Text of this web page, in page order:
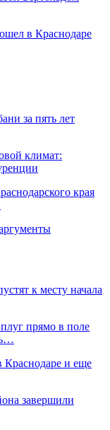
в Краснодаре
за пять лет
климат:
края
к месту начала
прямо в поле
Краснодаре и еще
завершили